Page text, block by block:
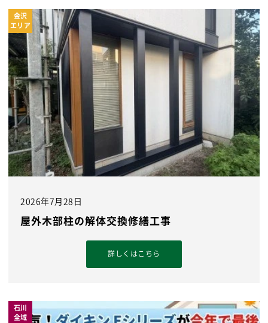
金沢
エリア
2026年7月28日
屋外木部柱の解体交換修繕工事
詳しくはこちら
石川
全域